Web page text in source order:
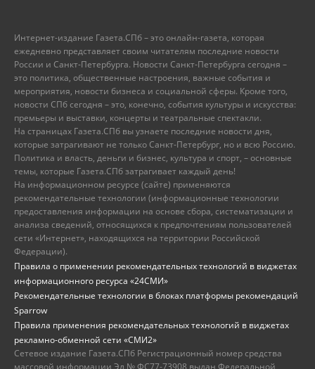
Интернет-издание Газета.СПб – это онлайн-газета, которая
ежедневно представляет своим читателям последние новости
России и Санкт-Петербурга. Новости Санкт-Петербурга сегодня –
это политика, общественные настроения, важные события и
мероприятия, новости бизнеса и социальной сферы. Кроме того,
новости СПб сегодня – это, конечно, события культуры и искусства:
премьеры и выставки, концерты и театральные спектакли.
На страницах Газета.СПб вы узнаете последние новости дня,
которые затрагивают не только Санкт-Петербург, но и всю Россию.
Политика и власть, деньги и бизнес, культура и спорт, – основные
темы, которые Газета.СПб затрагивает каждый день!
На информационном ресурсе (сайте) применяются
рекомендательные технологии (информационные технологии
предоставления информации на основе сбора, систематизации и
анализа сведений, относящихся к предпочтениям пользователей
сети «Интернет», находящихся на территории Российской
Федерации).
Правила о применении рекомендательных технологий в виджетах
информационного ресурса «24СМИ»
Рекомендательные технологии в блоках платформы рекомендаций
Sparrow
Правила применения рекомендательных технологий в виджетах
рекламно-обменной сети «СМИ2»
Сетевое издание Газета.СПб Регистрационный номер средства